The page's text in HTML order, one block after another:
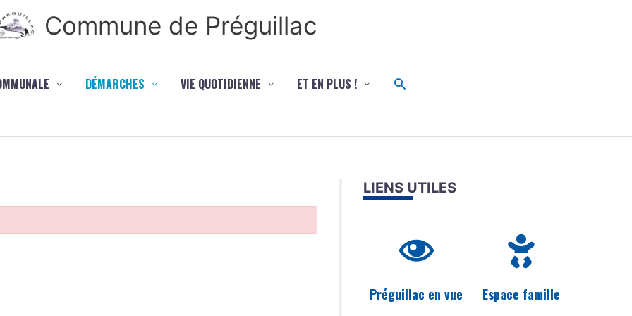
Commune de Préguillac
DÉMARCHES VIE QUOTIDIENNE ET EN PLUS ! Rechercher
LIENS UTILES
Préguillac en vue Espace famille